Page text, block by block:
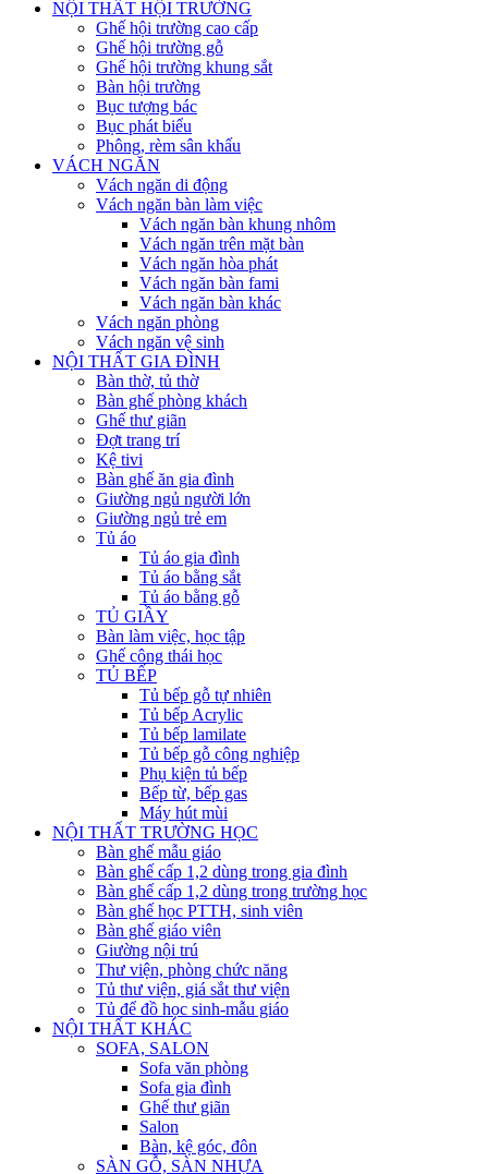
NỘI THẤT HỘI TRƯỜNG
Ghế hội trường cao cấp
Ghế hội trường gỗ
Ghế hội trường khung sắt
Bàn hội trường
Bục tượng bác
Bục phát biểu
Phông, rèm sân khấu
VÁCH NGĂN
Vách ngăn di động
Vách ngăn bàn làm việc
Vách ngăn bàn khung nhôm
Vách ngăn trên mặt bàn
Vách ngăn hòa phát
Vách ngăn bàn fami
Vách ngăn bàn khác
Vách ngăn phòng
Vách ngăn vệ sinh
NỘI THẤT GIA ĐÌNH
Bàn thờ, tủ thờ
Bàn ghế phòng khách
Ghế thư giãn
Đợt trang trí
Kệ tivi
Bàn ghế ăn gia đình
Giường ngủ người lớn
Giường ngủ trẻ em
Tủ áo
Tủ áo gia đình
Tủ áo bằng sắt
Tủ áo bằng gỗ
TỦ GIẦY
Bàn làm việc, học tập
Ghế công thái học
TỦ BẾP
Tủ bếp gỗ tự nhiên
Tủ bếp Acrylic
Tủ bếp lamilate
Tủ bếp gỗ công nghiệp
Phụ kiện tủ bếp
Bếp từ, bếp gas
Máy hút mùi
NỘI THẤT TRƯỜNG HỌC
Bàn ghế mẫu giáo
Bàn ghế cấp 1,2 dùng trong gia đình
Bàn ghế cấp 1,2 dùng trong trường học
Bàn ghế học PTTH, sinh viên
Bàn ghế giáo viên
Giường nội trú
Thư viện, phòng chức năng
Tủ thư viện, giá sắt thư viện
Tủ để đồ học sinh-mẫu giáo
NỘI THẤT KHÁC
SOFA, SALON
Sofa văn phòng
Sofa gia đình
Ghế thư giãn
Salon
Bàn, kệ góc, đôn
SÀN GỖ, SÀN NHỰA